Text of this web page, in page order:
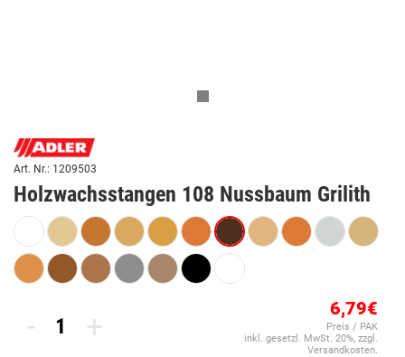
Art. Nr.: 1209503
Holzwachsstangen 108 Nussbaum Grilith
- + 6,79€
Preis / PAK
inkl. gesetzl. MwSt. 20%, zzgl.
Versandkosten.